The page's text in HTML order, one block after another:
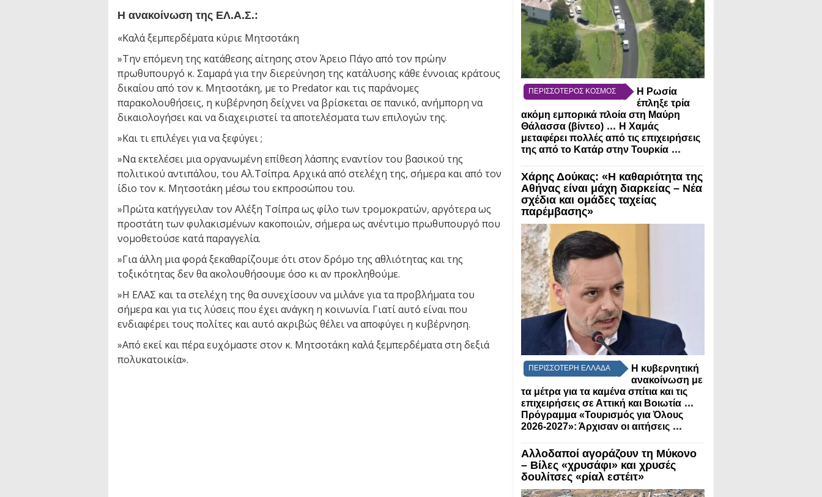
ΠΕΡΙΣΣΟΤΕΡΟΣ ΚΟΣΜΟΣ
Η Ρωσία
έπληξε τρία
ακόμη εμπορικά πλοία στη Μαύρη
Θάλασσα (βίντεο) ... Η Χαμάς
μεταφέρει πολλές από τις επιχειρήσεις
της από το Κατάρ στην Τουρκία ...
Χάρης Δούκας: «Η καθαριότητα της
Αθήνας είναι μάχη διαρκείας – Νέα
σχέδια και ομάδες ταχείας
παρέμβασης»
ΠΕΡΙΣΣΟΤΕΡΗ ΕΛΛΑΔΑ
Η κυβερνητική
ανακοίνωση με
τα μέτρα για τα καμένα σπίτια και τις
επιχειρήσεις σε Αττική και Βοιωτία ...
Πρόγραμμα «Τουρισμός για Όλους
2026-2027»: Άρχισαν οι αιτήσεις ...
Αλλοδαποί αγοράζουν τη Μύκονο
– Βίλες «χρυσάφι» και χρυσές
δουλίτσες «ρίαλ εστέιτ»
Η ανακοίνωση της ΕΛ.Α.Σ.:
«Καλά ξεμπερδέματα κύριε Μητσοτάκη
»Την επόμενη της κατάθεσης αίτησης στον Άρειο Πάγο από τον πρώην
πρωθυπουργό κ. Σαμαρά για την διερεύνηση της κατάλυσης κάθε έννοιας κράτους
δικαίου από τον κ. Μητσοτάκη, με το Predator και τις παράνομες
παρακολουθήσεις, η κυβέρνηση δείχνει να βρίσκεται σε πανικό, ανήμπορη να
δικαιολογήσει και να διαχειριστεί τα αποτελέσματα των επιλογών της.
»Και τι επιλέγει για να ξεφύγει ;
»Να εκτελέσει μια οργανωμένη επίθεση λάσπης εναντίον του βασικού της
πολιτικού αντιπάλου, του Αλ.Τσίπρα. Αρχικά από στελέχη της, σήμερα και από τον
ίδιο τον κ. Μητσοτάκη μέσω του εκπροσώπου του.
»Πρώτα κατήγγειλαν τον Αλέξη Τσίπρα ως φίλο των τρομοκρατών, αργότερα ως
προστάτη των φυλακισμένων κακοποιών, σήμερα ως ανέντιμο πρωθυπουργό που
νομοθετούσε κατά παραγγελία.
»Για άλλη μια φορά ξεκαθαρίζουμε ότι στον δρόμο της αθλιότητας και της
τοξικότητας δεν θα ακολουθήσουμε όσο κι αν προκληθούμε.
»Η ΕΛΑΣ και τα στελέχη της θα συνεχίσουν να μιλάνε για τα προβλήματα του
σήμερα και για τις λύσεις που έχει ανάγκη η κοινωνία. Γιατί αυτό είναι που
ενδιαφέρει τους πολίτες και αυτό ακριβώς θέλει να αποφύγει η κυβέρνηση.
»Από εκεί και πέρα ευχόμαστε στον κ. Μητσοτάκη καλά ξεμπερδέματα στη δεξιά
πολυκατοικία».